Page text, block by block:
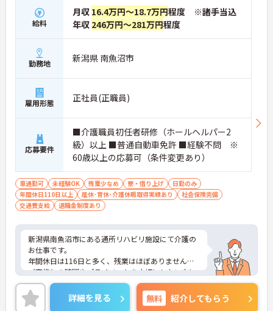
給料
月収 16.4万円～18.7万円程度 ※諸手当込
年収 246万円～281万円程度
勤務地 新潟県 南魚沼市
雇用形態 正社員(正職員)
応募要件
■介護職員初任者研修（ホールヘルパー2
級）以上 ■普通自動車免許 ■経験不問 ※
60歳以上の応募可（条件変更あり）
車通勤可 未経験OK 残業少なめ 寮・借り上げ
日勤のみ
年間休日110日以上
産休･育休･介護休暇取得実績あり
社会保険完備
交通費支給
退職金制度あり
新潟県南魚沼市にある通所リハビリ施設にて介護の
お仕事です。
年間休日は116日と多く、残業はほぼありません。
ご家族との時間やプライベートを大切にしたい方に
もおすすめです◎
ご興味がある方は是非一度マイナビまでお問い合わ
せください。さらに詳細などお伝えします！
詳細を見る 無料 紹介してもらう